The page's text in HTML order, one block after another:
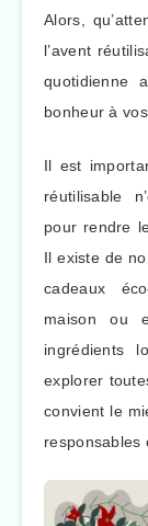
Alors,
l’avent
quotidienne
bonheur à
Il est
réutilisable
pour rendre
Il existe de
cadeaux
maison ou
ingrédients
explorer
convient le
responsables